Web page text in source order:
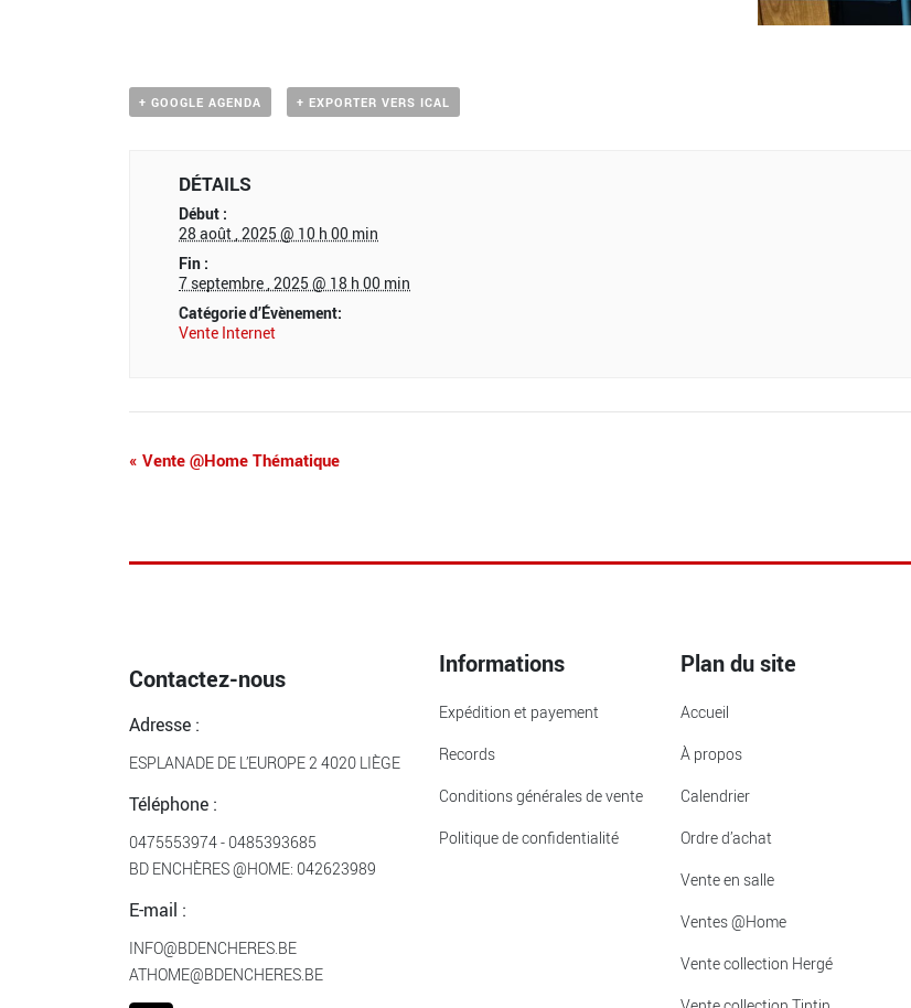
+ GOOGLE AGENDA + EXPORTER VERS ICAL
DÉTAILS
Début :
28 août , 2025 @ 10 h 00 min
Fin :
7 septembre , 2025 @ 18 h 00 min
Catégorie d’Évènement:
Vente Internet
« Vente @Home Thématique
Contactez-nous
Adresse :
ESPLANADE DE L’EUROPE 2 4020 LIÈGE
Téléphone :
0475553974- 0485393685
BD ENCHÈRES @HOME: 042623989
E-mail :
INFO@BDENCHERES.BE
ATHOME@BDENCHERES.BE
Informations
Expédition et payement
Records
Conditions générales de vente
Politique de confidentialité
Plan du site
Accueil
À propos
Calendrier
Ordre d’achat
Vente en salle
Ventes @Home
Vente collection Hergé